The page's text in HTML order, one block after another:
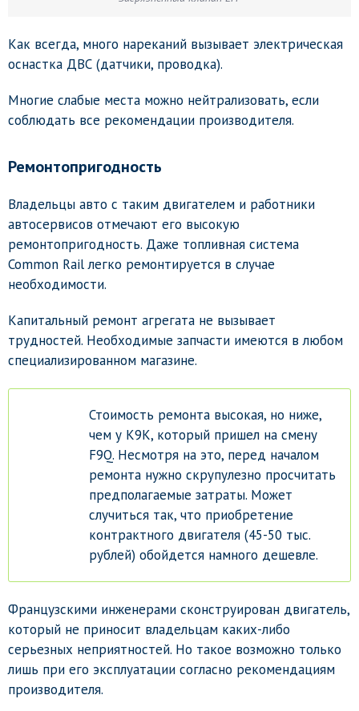
Как всегда, много нареканий вызывает электрическая
оснастка ДВС (датчики, проводка).
Многие слабые места можно нейтрализовать, если
соблюдать все рекомендации производителя.
Ремонтопригодность
Владельцы авто с таким двигателем и работники
автосервисов отмечают его высокую
ремонтопригодность. Даже топливная система
Common Rail легко ремонтируется в случае
необходимости.
Капитальный ремонт агрегата не вызывает
трудностей. Необходимые запчасти имеются в любом
специализированном магазине.
Стоимость ремонта высокая, но ниже,
чем у K9K, который пришел на смену
F9Q. Несмотря на это, перед началом
ремонта нужно скрупулезно просчитать
предполагаемые затраты. Может
случиться так, что приобретение
контрактного двигателя (45-50 тыс.
рублей) обойдется намного дешевле.
Французскими инженерами сконструирован двигатель,
который не приносит владельцам каких-либо
серьезных неприятностей. Но такое возможно только
лишь при его эксплуатации согласно рекомендациям
производителя.